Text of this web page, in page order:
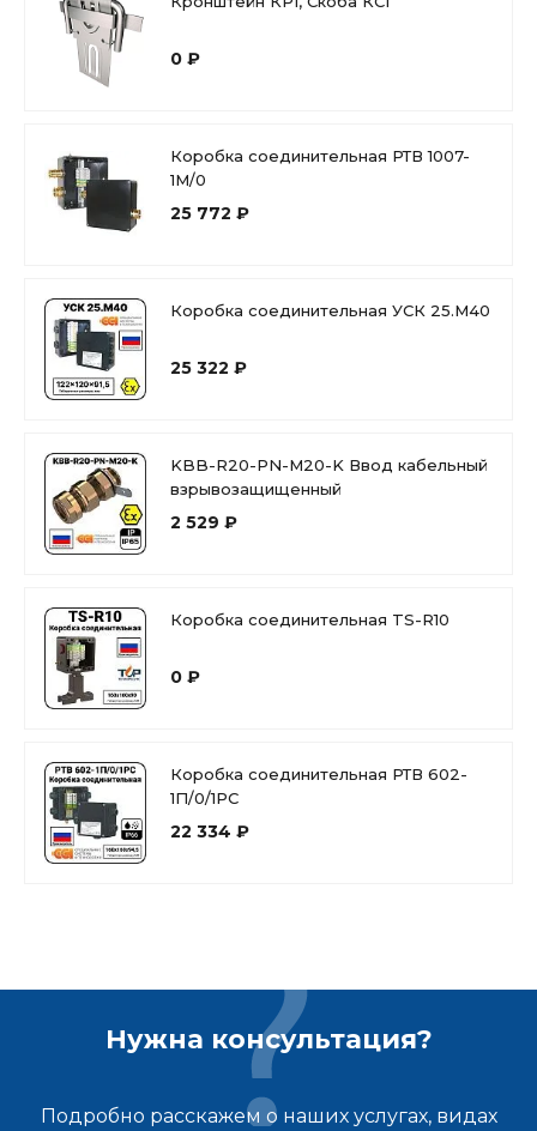
0 ₽
Коробка соединительная РТВ 1007-
1М/0
25 772 ₽
Коробка соединительная УСК 25.М40
25 322 ₽
KBB-R20-PN-М20-K Ввод кабельный
взрывозащищенный
2 529 ₽
Коробка соединительная TS-R10
0 ₽
Коробка соединительная РТВ 602-
1П/0/1РС
22 334 ₽
Нужна консультация?
Подробно расскажем о наших услугах, видах